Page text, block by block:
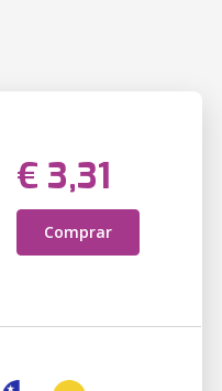
€ 3,31
Comprar